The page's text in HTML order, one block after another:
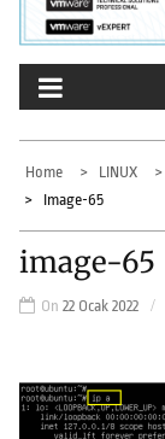
Home LINUX
Image-65
image-65
On 22 Ocak 2022